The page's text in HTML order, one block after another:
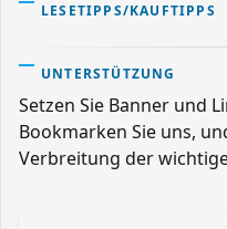
LESETIPPS/KAUFTIPPS
UNTERSTÜTZUNG
Setzen Sie Banner und
Bookmarken Sie uns,
Verbreitung der